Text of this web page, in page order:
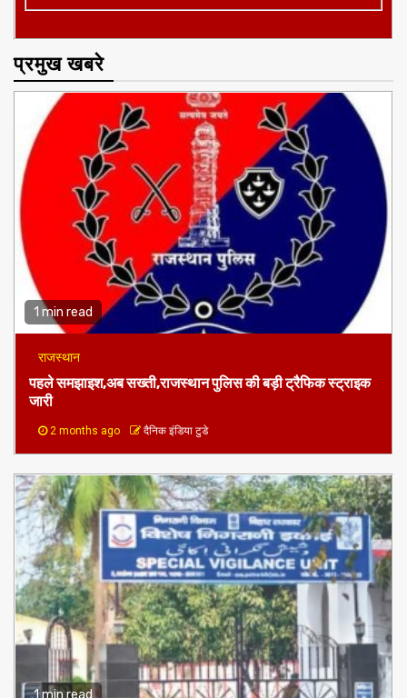
प्रमुख खबरे
1 min read
राजस्थान
पहले समझाइश,अब सख्ती,राजस्थान पुलिस की बड़ी ट्रैफिक स्ट्राइक
जारी
2 months ago दैनिक इंडिया टुडे
1 min read